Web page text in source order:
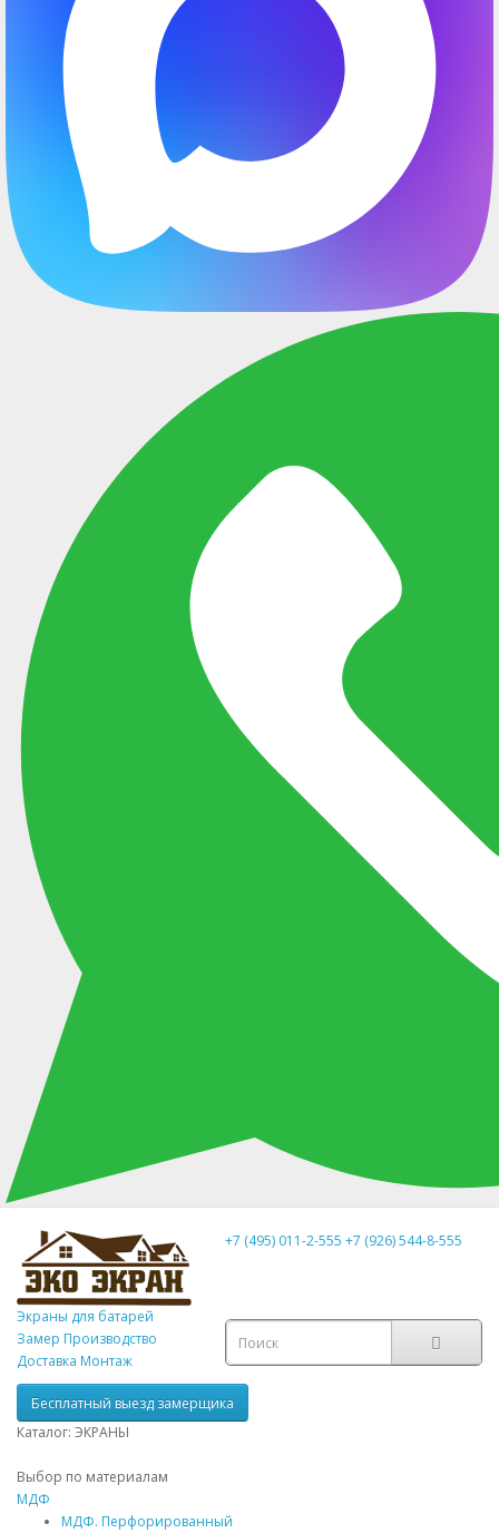
Экраны для батарей
Замер Производство
Доставка Монтаж
+7 (495) 011-2-555 +7 (926) 544-8-555
Бесплатный выезд замерщика
Каталог: ЭКРАНЫ
Выбор по материалам
МДФ
МДФ. Перфорированный